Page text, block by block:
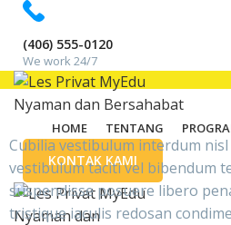
(406) 555-0120
We work 24/7
HOME TENTANG
KONTAK KAMI
Cubilia vestibulum interdum
vestibulum taciti vel bibendum
suspendisse posuere libero
tristique iaculis redosan